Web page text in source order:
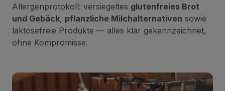
Allergenprotokoll: versiegeltes glutenfreies Brot
und Gebäck, pflanzliche Milchalternativen sowie
laktosefreie Produkte — alles klar gekennzeichnet,
ohne Kompromisse.